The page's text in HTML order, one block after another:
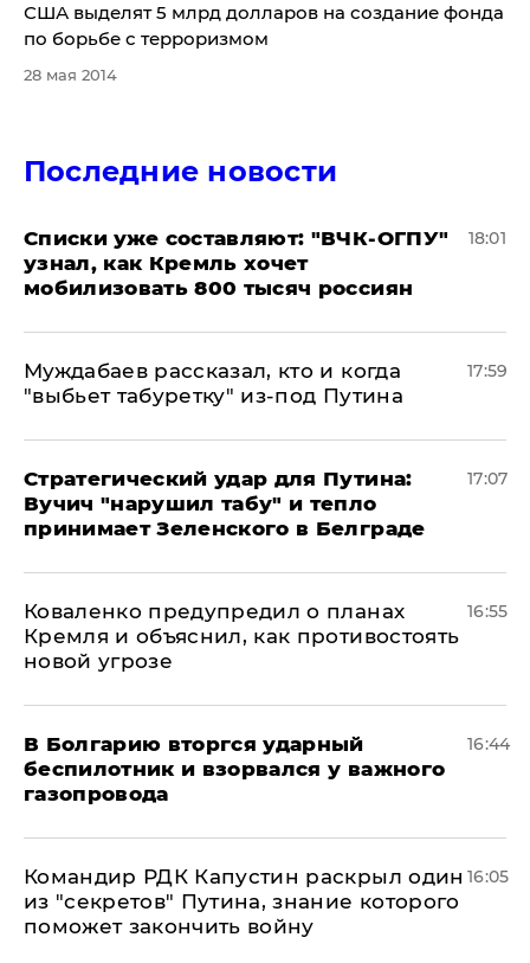
США выделят 5 млрд долларов на создание фонда
по борьбе с терроризмом
28 мая 2014
Последние новости
Списки уже составляют: "ВЧК-ОГПУ"
узнал, как Кремль хочет
мобилизовать 800 тысяч россиян
18:01
Муждабаев рассказал, кто и когда
"выбьет табуретку" из-под Путина
17:59
Стратегический удар для Путина:
Вучич "нарушил табу" и тепло
принимает Зеленского в Белграде
17:07
Коваленко предупредил о планах
Кремля и объяснил, как противостоять
новой угрозе
16:55
В Болгарию вторгся ударный
беспилотник и взорвался у важного
газопровода
16:44
Командир РДК Капустин раскрыл один
из "секретов" Путина, знание которого
поможет закончить войну
16:05